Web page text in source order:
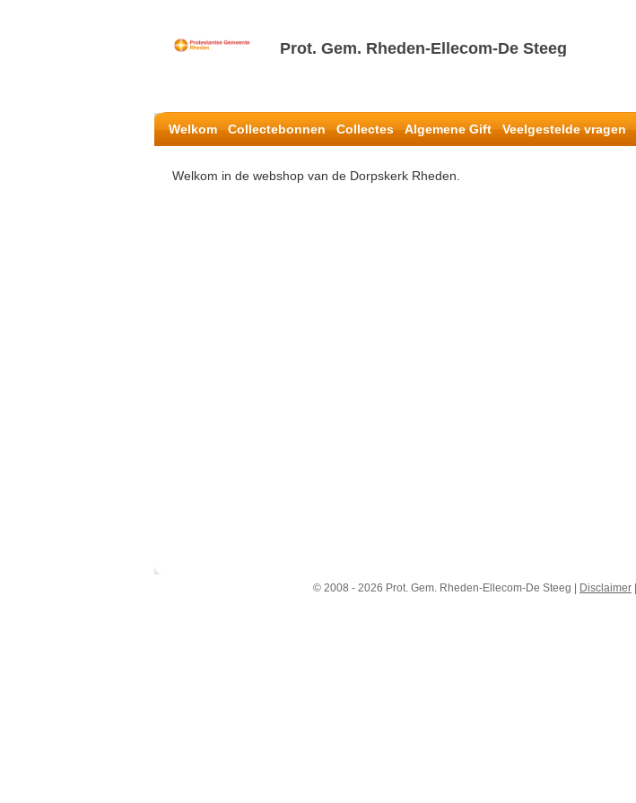
Prot. Gem. Rheden-Ellecom-De Steeg
Welkom Collectebonnen Collectes Algemene Gift Veelgestelde vragen
Welkom in de webshop van de Dorpskerk Rheden.
© 2008 - 2026 Prot. Gem. Rheden-Ellecom-De Steeg | Disclaimer